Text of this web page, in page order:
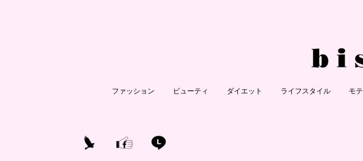
ファッション ビューティ ダイエット ライフスタイル モテ